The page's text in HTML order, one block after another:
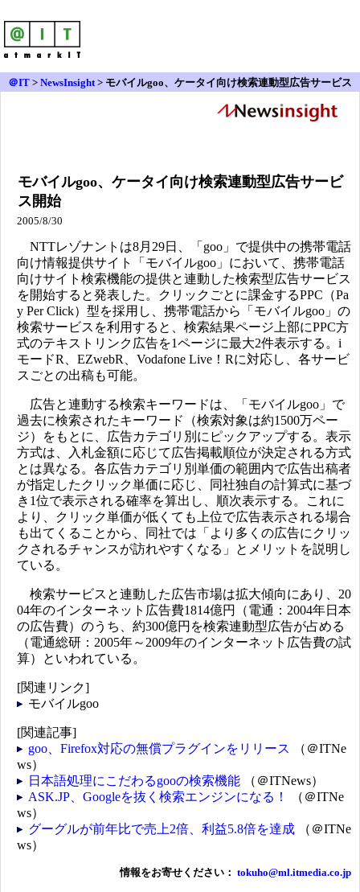
＠IT > NewsInsight> モバイルgoo、ケータイ向け検索連動型広告サービス
モバイルgoo、ケータイ向け検索連動型広告サービ
ス開始
2005/8/30
NTTレゾナントは8月29日、「goo」で提供中の携帯電話
向け情報提供サイト「モバイルgoo」において、携帯電話
向けサイト検索機能の提供と連動した検索型広告サービス
を開始すると発表した。クリックごとに課金するPPC（Pa
y Per Click）型を採用し、携帯電話から「モバイルgoo」の
検索サービスを利用すると、検索結果ページ上部にPPC方
式のテキストリンク広告を1ページに最大2件表示する。i
モードR、EZwebR、Vodafone Live！Rに対応し、各サービ
スごとの出稿も可能。
広告と連動する検索キーワードは、「モバイルgoo」で
過去に検索されたキーワード（検索対象は約1500万ペー
ジ）をもとに、広告カテゴリ別にピックアップする。表示
方式は、入札金額に応じて広告掲載順位が決定される方式
とは異なる。各広告カテゴリ別単価の範囲内で広告出稿者
が指定したクリック単価に応じ、同社独自の計算式に基づ
き1位で表示される確率を算出し、順次表示する。これに
より、クリック単価が低くても上位で広告表示される場合
も出てくることから、同社では「より多くの広告にクリッ
クされるチャンスが訪れやすくなる」とメリットを説明し
ている。
検索サービスと連動した広告市場は拡大傾向にあり、20
04年のインターネット広告費1814億円（電通：2004年日本
の広告費）のうち、約300億円を検索連動型広告が占める
（電通総研：2005年～2009年のインターネット広告費の試
算）といわれている。
[関連リンク]
モバイルgoo
[関連記事]
goo、Firefox対応の無償プラグインをリリース
（＠ITNe
ws）
日本語処理にこだわるgooの検索機能 （＠ITNews）
ASK.JP、Googleを抜く検索エンジンになる！
（＠ITNe
ws）
グーグルが前年比で売上2倍、利益5.8倍を達成 （＠ITNe
ws）
情報をお寄せください： tokuho@ml.itmedia.co.jp